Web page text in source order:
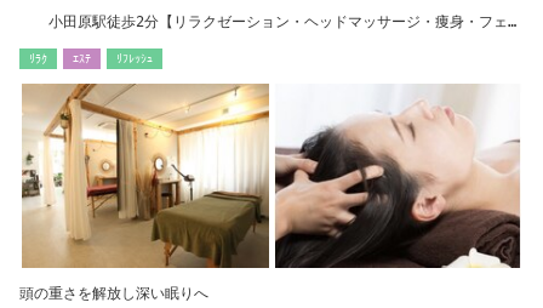
小田原駅徒歩2分【リラクゼーション・ヘッドマッサージ・痩身・フェイ
ﾘﾗｸ ｴｽﾃ ﾘﾌﾚｯｼｭ
頭の重さを解放し深い眠りへ